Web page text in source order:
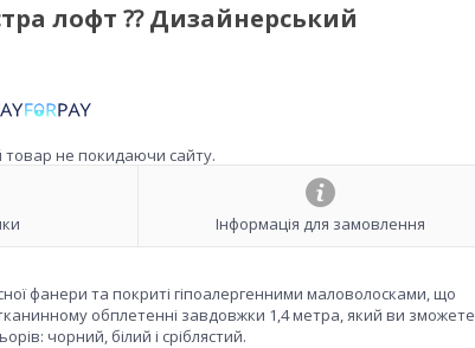
лофт ⁇ Дизайнерський
товар не покидаючи сайту.
Інформація для замовлення
фанери та покриті гіпоалергенними маловолосками, що
обплетенні завдовжки 1,4 метра, який ви зможете
чорний, білий і сріблястий.